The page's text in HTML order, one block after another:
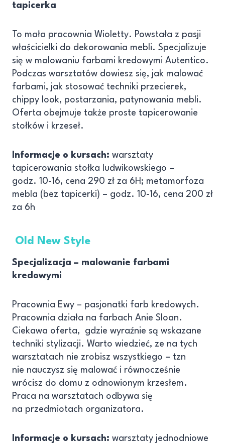
tapicerka
To mała pracownia Wioletty. Powstała z pasji
właścicielki do dekorowania mebli. Specjalizuje
się w malowaniu farbami kredowymi Autentico.
Podczas warsztatów dowiesz się, jak malować
farbami, jak stosować techniki przecierek,
chippy look, postarzania, patynowania mebli.
Oferta obejmuje także proste tapicerowanie
stołków i krzeseł.
Informacje o kursach: warsztaty
tapicerowania stołka ludwikowskiego –
godz. 10-16, cena 290 zł za 6H; metamorfoza
mebla (bez tapicerki) – godz. 10-16, cena 200 zł
za 6h
Old New Style
Specjalizacja – malowanie farbami
kredowymi
Pracownia Ewy – pasjonatki farb kredowych.
Pracownia działa na farbach Anie Sloan.
Ciekawa oferta, gdzie wyraźnie są wskazane
techniki stylizacji. Warto wiedzieć, ze na tych
warsztatach nie zrobisz wszystkiego – tzn
nie nauczysz się malować i równocześnie
wrócisz do domu z odnowionym krzesłem.
Praca na warsztatach odbywa się
na przedmiotach organizatora.
Informacje o kursach: warsztaty jednodniowe